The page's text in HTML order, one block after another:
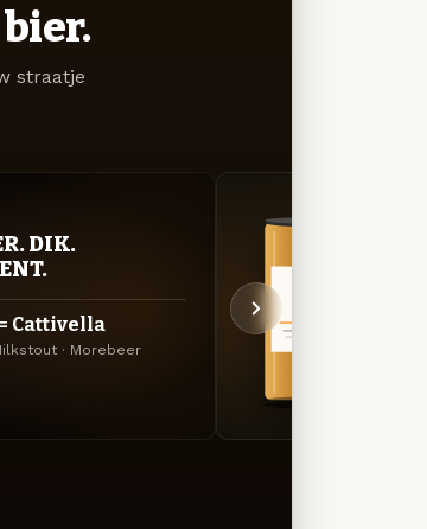
straatje
DIK.
Cattivella
· Morebeer